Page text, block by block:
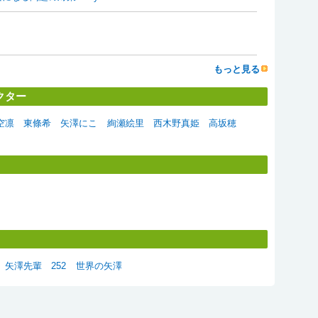
もっと見る
ター
凛 東條希 矢澤にこ 絢瀬絵里 西木野真姫 高坂穂
矢澤先輩 252 世界の矢澤